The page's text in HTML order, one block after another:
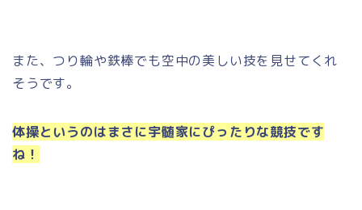
また、つり輪や鉄棒でも空中の美しい技を見せてくれ
そうです。
体操というのはまさに宇髄家にぴったりな競技です
ね！